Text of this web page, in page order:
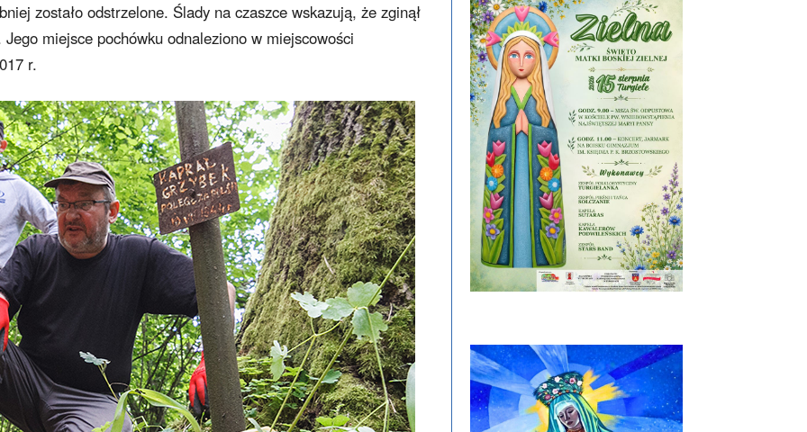
zostało odstrzelone. Ślady na czaszce wskazują, że zginął
Jego miejsce pochówku odnaleziono w miejscowości
r.